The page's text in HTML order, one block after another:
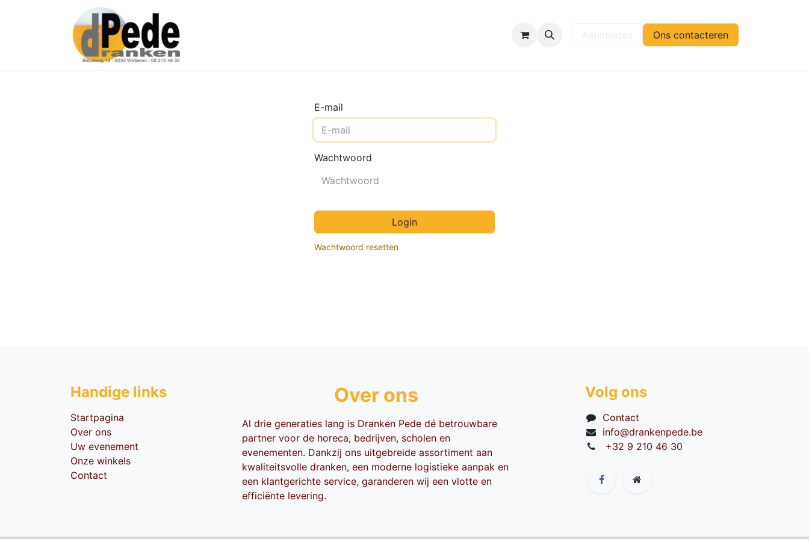
Help Ons contacteren
E-mail
Wachtwoord
Login
Wachtwoord resetten
Handige li​nks
Startpagina
Over ons
Uw evenement
Onze winkels
Contact
Over ons
Al drie generaties lang is Dranken Pede dé betrouwbare
partner voor de horeca, bedrijven, scholen en
evenementen. Dankzij ons uitgebreide assortiment aan
kwaliteitsvolle dranken, een moderne logistieke aanpak en
een klantgerichte service, garanderen wij een vlotte en
efficiënte levering.
Volg ons
Contact
info@drankenpede.be
+32 9 210 46 30